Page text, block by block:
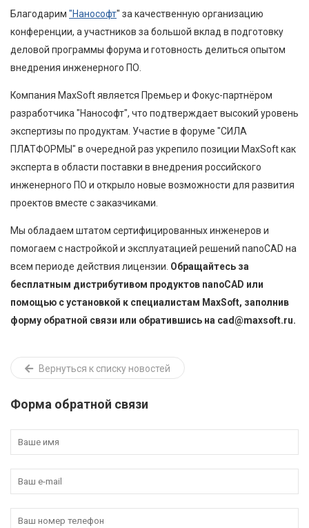
Благодарим "Нанософт" за качественную организацию
конференции, а участников за большой вклад в подготовку
деловой программы форума и готовность делиться опытом
внедрения инженерного ПО.
Компания MaxSoft является Премьер и Фокус-партнёром
разработчика "Нанософт", что подтверждает высокий уровень
экспертизы по продуктам. Участие в форуме "СИЛА
ПЛАТФОРМЫ" в очередной раз укрепило позиции MaxSoft как
эксперта в области поставки в внедрения российского
инженерного ПО и открыло новые возможности для развития
проектов вместе с заказчиками.
Мы обладаем штатом сертифицированных инженеров и
помогаем с настройкой и эксплуатацией решений nanoCAD на
всем периоде действия лицензии. Обращайтесь за
бесплатным дистрибутивом продуктов nanoCAD или
помощью с установкой к специалистам MaxSoft, заполнив
форму обратной связи или обратившись на cad@maxsoft.ru.
Вернуться к списку новостей
Форма обратной связи